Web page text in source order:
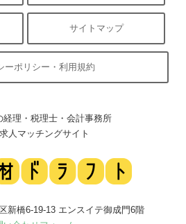
サイトマップ
ーポリシー・利用規約
経理・税理士・会計事務所
人マッチングサイト
新橋6-19-13 エンスイテ御成門6階